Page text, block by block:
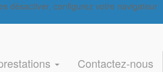
désactiver, configurez votre navigateur
Contactez-nous